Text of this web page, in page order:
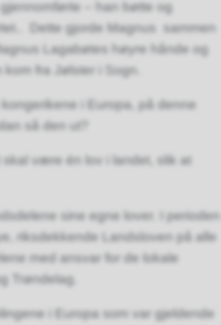
– han bøtte og
Dette gjorde Magnus sammen
Lagabøtes høyre hånde og
fra Jølster i Sogn.
i Europa, på denne
så den ut?
skal være én lov i landet, slik at
sine egne lover. I perioden
riksdekkende Landsloven på alle
med ansvar for de lokale
Trøndelag.
i Europa som var gjeldende